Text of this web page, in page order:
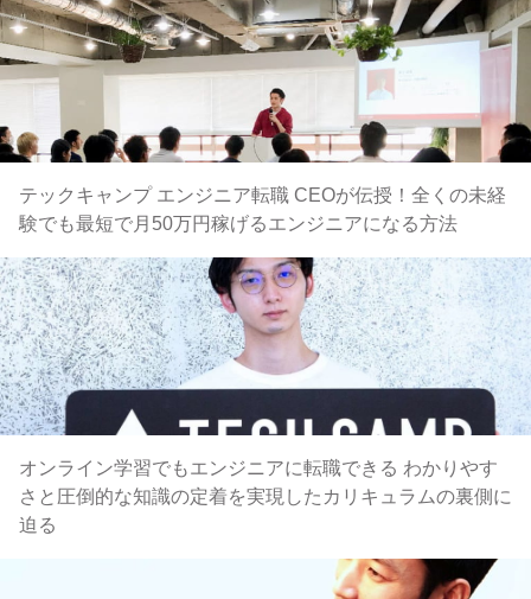
テックキャンプ エンジニア転職 CEOが伝授！全くの未経
験でも最短で月50万円稼げるエンジニアになる方法
オンライン学習でもエンジニアに転職できる わかりやす
さと圧倒的な知識の定着を実現したカリキュラムの裏側に
迫る